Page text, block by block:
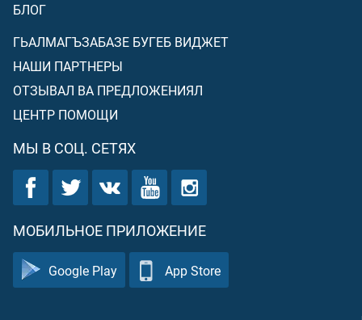
БЛОГ
ГЬАЛМАГЪЗАБАЗЕ БУГЕБ ВИДЖЕТ
НАШИ ПАРТНЕРЫ
ОТЗЫВАЛ ВА ПРЕДЛОЖЕНИЯЛ
ЦЕНТР ПОМОЩИ
МЫ В СОЦ. СЕТЯХ
МОБИЛЬНОЕ ПРИЛОЖЕНИЕ
Google Play App Store